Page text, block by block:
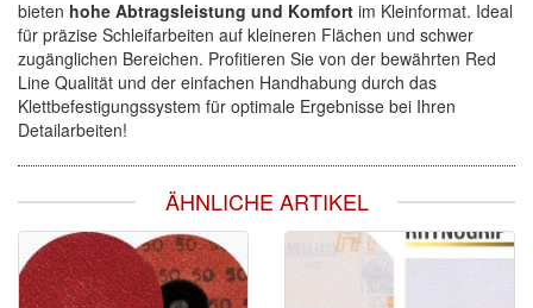
bieten hohe Abtragsleistung und Komfort im Kleinformat. Ideal
für präzise Schleifarbeiten auf kleineren Flächen und schwer
zugänglichen Bereichen. Profitieren Sie von der bewährten Red
Line Qualität und der einfachen Handhabung durch das
Klettbefestigungssystem für optimale Ergebnisse bei Ihren
Detailarbeiten!
ÄHNLICHE ARTIKEL